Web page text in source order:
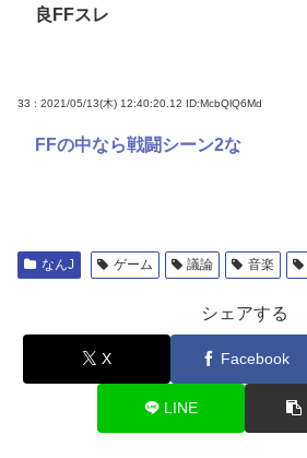
良FFスレ
33 : 2021/05/13(木) 12:40:20.12 ID:McbQlQ6Md
FFの中なら戦闘シーン2な
なんJ ゲーム 議論 音楽
シェアする
X Facebook
LINE